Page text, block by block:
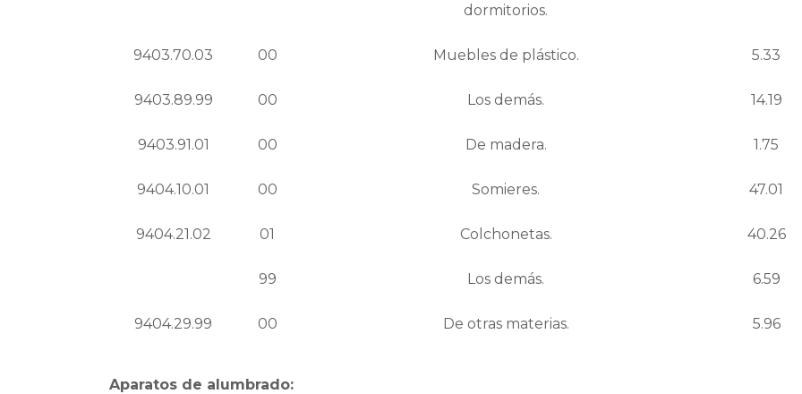
dormitorios.
9403.70.03 00 Muebles de plástico. 5.33
9403.89.99 00 Los demás. 14.19
9403.91.01 00 De madera. 1.75
9404.10.01 00 Somieres. 47.01
9404.21.02 01 Colchonetas. 40.26
99 Los demás. 6.59
9404.29.99 00 De otras materias. 5.96
Aparatos de alumbrado: